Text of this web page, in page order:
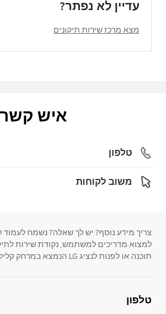
עדיין לא נפתר?
מצא מרכז שירות תיקונים
איש קשר
טלפון
משוב לקוחות
צריך מידע נוסף? יש לך שאלה? נשמח לעמוד
למצוא מדריכים למשתמש, נקודת שירות
תוכנה או לפנות לנציג LG הנמצא במרחק קליק אחד.
טלפון